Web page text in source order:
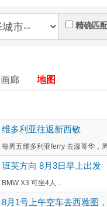
精确匹
画廊 地图
维多利亚往返新西敏
每周五维多利亚ferry 去温哥华，
班芙方向 8月3日早上出发
BMW X3 可坐4人...
8月1号上午空车去西雅图